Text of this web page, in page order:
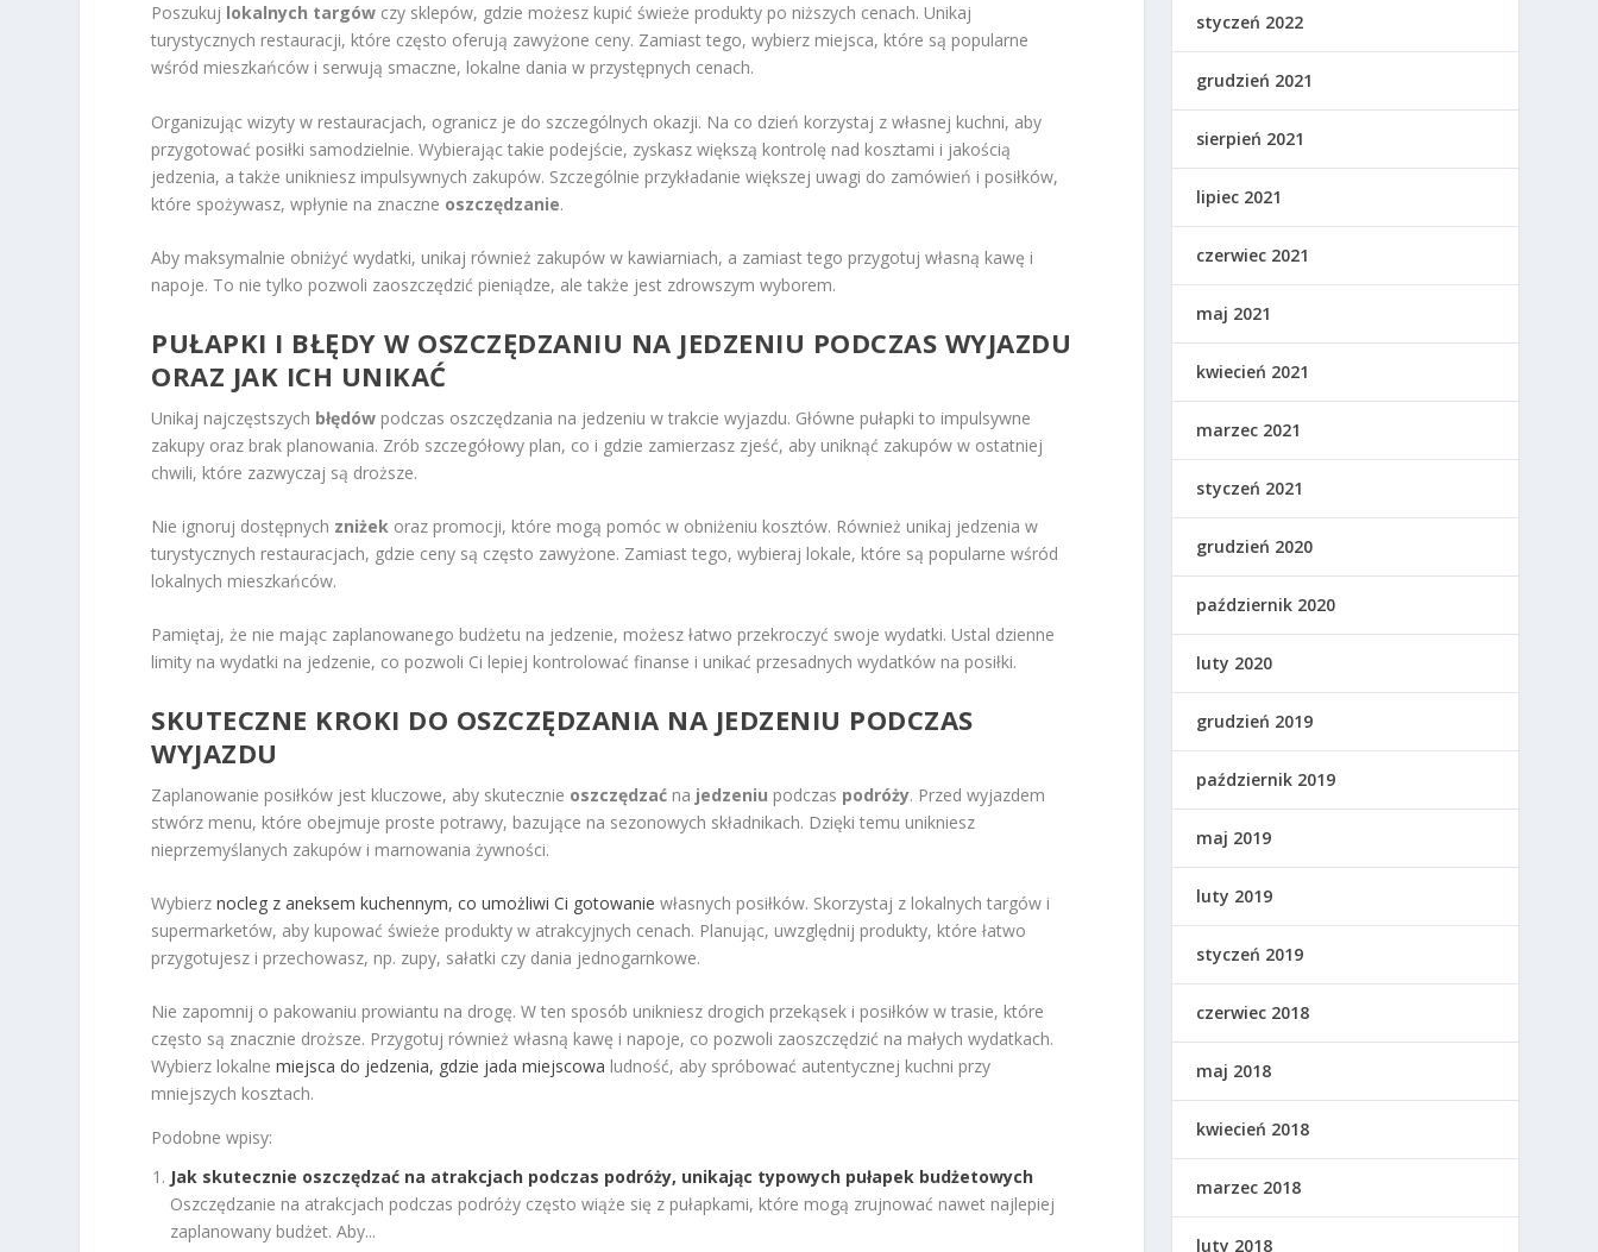
Poszukuj lokalnych targów czy sklepów, gdzie możesz kupić świeże produkty po niższych cenach. Unikaj
turystycznych restauracji, które często oferują zawyżone ceny. Zamiast tego, wybierz miejsca, które są popularne
wśród mieszkańców i serwują smaczne, lokalne dania w przystępnych cenach.
Organizując wizyty w restauracjach, ogranicz je do szczególnych okazji. Na co dzień korzystaj z własnej kuchni, aby
przygotować posiłki samodzielnie. Wybierając takie podejście, zyskasz większą kontrolę nad kosztami i jakością
jedzenia, a także unikniesz impulsywnych zakupów. Szczególnie przykładanie większej uwagi do zamówień i posiłków,
które spożywasz, wpłynie na znaczne oszczędzanie.
Aby maksymalnie obniżyć wydatki, unikaj również zakupów w kawiarniach, a zamiast tego przygotuj własną kawę i
napoje. To nie tylko pozwoli zaoszczędzić pieniądze, ale także jest zdrowszym wyborem.
PUŁAPKI I BŁĘDY W OSZCZĘDZANIU NA JEDZENIU PODCZAS WYJAZDU
ORAZ JAK ICH UNIKAĆ
Unikaj najczęstszych błędów podczas oszczędzania na jedzeniu w trakcie wyjazdu. Główne pułapki to impulsywne
zakupy oraz brak planowania. Zrób szczegółowy plan, co i gdzie zamierzasz zjeść, aby uniknąć zakupów w ostatniej
chwili, które zazwyczaj są droższe.
Nie ignoruj dostępnych zniżek oraz promocji, które mogą pomóc w obniżeniu kosztów. Również unikaj jedzenia w
turystycznych restauracjach, gdzie ceny są często zawyżone. Zamiast tego, wybieraj lokale, które są popularne wśród
lokalnych mieszkańców.
Pamiętaj, że nie mając zaplanowanego budżetu na jedzenie, możesz łatwo przekroczyć swoje wydatki. Ustal dzienne
limity na wydatki na jedzenie, co pozwoli Ci lepiej kontrolować finanse i unikać przesadnych wydatków na posiłki.
SKUTECZNE KROKI DO OSZCZĘDZANIA NA JEDZENIU PODCZAS
WYJAZDU
Zaplanowanie posiłków jest kluczowe, aby skutecznie oszczędzać na jedzeniu podczas podróży. Przed wyjazdem
stwórz menu, które obejmuje proste potrawy, bazujące na sezonowych składnikach. Dzięki temu unikniesz
nieprzemyślanych zakupów i marnowania żywności.
Wybierznocleg z aneksem kuchennym, co umożliwi Ci gotowanie własnych posiłków. Skorzystaj z lokalnych targów i
supermarketów, aby kupować świeże produkty w atrakcyjnych cenach. Planując, uwzględnij produkty, które łatwo
przygotujesz i przechowasz, np. zupy, sałatki czy dania jednogarnkowe.
Nie zapomnij o pakowaniu prowiantu na drogę. W ten sposób unikniesz drogich przekąsek i posiłków w trasie, które
często są znacznie droższe. Przygotuj również własną kawę i napoje, co pozwoli zaoszczędzić na małych wydatkach.
Wybierz lokalnemiejsca do jedzenia, gdzie jada miejscowa ludność, aby spróbować autentycznej kuchni przy
mniejszych kosztach.
Podobne wpisy:
Jak skutecznie oszczędzać na atrakcjach podczas podróży, unikając typowych pułapek budżetowych
Oszczędzanie na atrakcjach podczas podróży często wiąże się z pułapkami, które mogą zrujnować nawet najlepiej
zaplanowany budżet. Aby...
styczeń 2022
grudzień 2021
sierpień 2021
lipiec 2021
czerwiec 2021
maj 2021
kwiecień 2021
marzec 2021
styczeń 2021
grudzień 2020
październik 2020
luty 2020
grudzień 2019
październik 2019
maj 2019
luty 2019
styczeń 2019
czerwiec 2018
maj 2018
kwiecień 2018
marzec 2018
luty 2018